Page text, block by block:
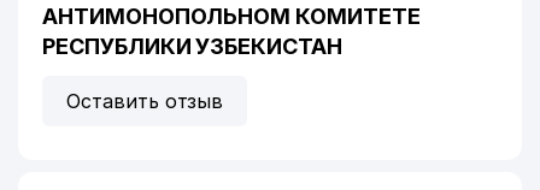
АНТИМОНОПОЛЬНОМ КОМИТЕТЕ
РЕСПУБЛИКИ УЗБЕКИСТАН
Оставить отзыв